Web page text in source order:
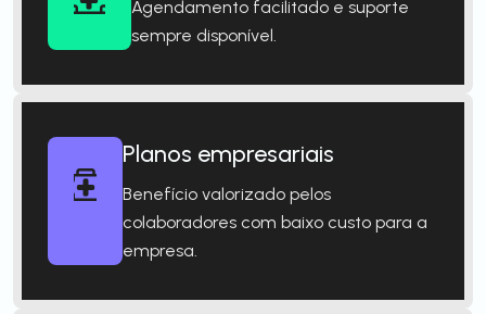
Agendamento facilitado e suporte
sempre disponível.
Planos empresariais
Benefício valorizado pelos
colaboradores com baixo custo para a
empresa.